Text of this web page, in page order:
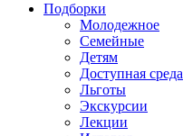
Подборки
Молодежное
Семейные
Детям
Доступная среда
Льготы
Экскурсии
Лекции